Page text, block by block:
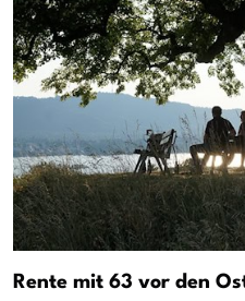
Rente mit 63 vor den